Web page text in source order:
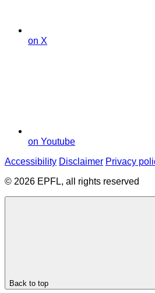
on X
on Youtube
Accessibility Disclaimer Privacy
© 2026 EPFL, all rights reserved
Back to top